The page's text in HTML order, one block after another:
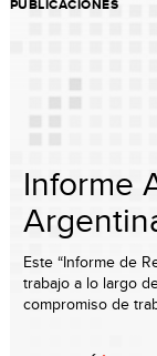
PUBLICACIONES
Informe
Este “Informe de
trabajo a lo largo
compromiso de